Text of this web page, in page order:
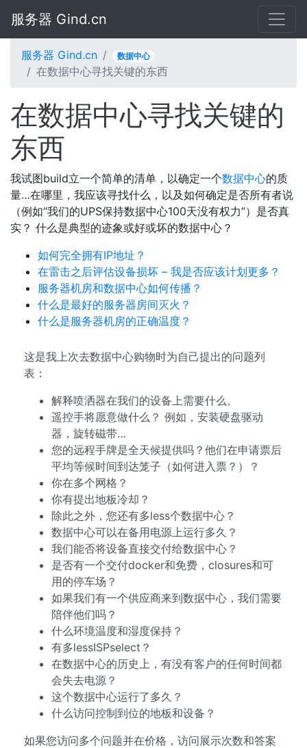
服务器 Gind.cn
服务器 Gind.cn 数据中心
在数据中心寻找关键的东西
在数据中心寻找关键的
东西
我试图build立一个简单的清单，以确定一个数据中心的质
量…在哪里，我应该寻找什么，以及如何确定是否所有者说
（例如“我们的UPS保持数据中心100天没有权力“）是否真
实？ 什么是典型的迹象或好或坏的数据中心？
如何完全拥有IP地址？
在雷击之后评估设备损坏 – 我是否应该计划更多？
服务器机房和数据中心如何传播？
什么是最好的服务器房间灭火？
什么是服务器机房的正确温度？
这是我上次去数据中心购物时为自己提出的问题列
表：
解释喷洒器在我们的设备上需要什么。
遥控手将愿意做什么？ 例如，安装硬盘驱动
器，旋转磁带…
您的远程手牌是全天候提供吗？他们在申请票后
平均等候时间到达笼子（如何进入票？）？
你在多个网格？
你有提出地板冷却？
除此之外，您还有多less个数据中心？
数据中心可以在备用电源上运行多久？
我们能否将设备直接交付给数据中心？
是否有一个交付docker和免费，closures和可
用的停车场？
如果我们有一个供应商来到数据中心，我们需要
陪伴他们吗？
什么环境温度和湿度保持？
有多lessISPselect？
在数据中心的历史上，有没有客户的任何时间都
会失去电源？
这个数据中心运行了多久？
什么访问控制到位的地板和设备？
如果您访问多个问题并在价格，访问展示次数和答案